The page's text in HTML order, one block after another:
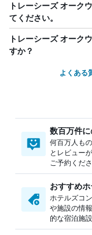
トレーシーズ オーク
てください。
トレーシーズ オーク
すか？
よくある
数百万件
何百万人も
とレビュー
ご予約くだ
おすすめ
ホテルズコ
や施設の情
的な宿泊施